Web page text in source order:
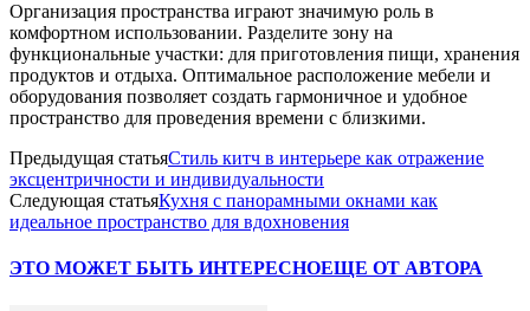
Организация пространства играют значимую роль в
комфортном использовании. Разделите зону на
функциональные участки: для приготовления пищи, хранения
продуктов и отдыха. Оптимальное расположение мебели и
оборудования позволяет создать гармоничное и удобное
пространство для проведения времени с близкими.
Предыдущая статьяСтиль китч в интерьере как отражение
эксцентричности и индивидуальности
Следующая статьяКухня с панорамными окнами как
идеальное пространство для вдохновения
ЭТО МОЖЕТ БЫТЬ ИНТЕРЕСНОЕЩЕ ОТ АВТОРА